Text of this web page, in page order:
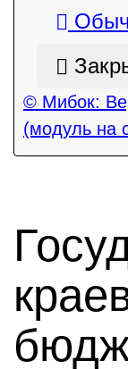
© Мибок:
(модуль на